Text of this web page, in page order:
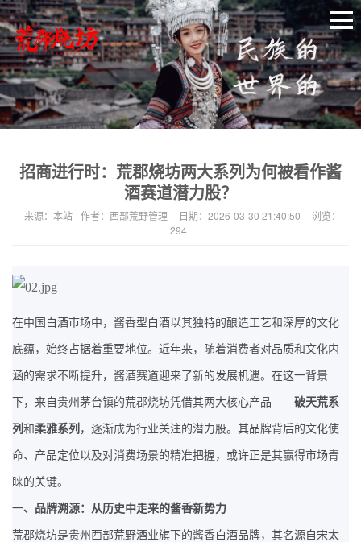
招商进行时：荒郡烧坊两大系列为何被看作酱
酒赛道潜力股？
来源： 本站 作者： 西部荒野管理 日期： 2026-03-30 21:40:50
浏览：
294
在中国白酒市场中，酱香型白酒以其独特的酿造工艺和深厚的文化
底蕴，始终占据着重要地位。近年来，随着消费者对品质和文化内
涵的需求不断提升，酱酒赛道迎来了新的发展机遇。在这一背景
下，来自贵州茅台镇的荒郡烧坊凭借其两大核心产品——破天荒系
列 和柔雅系列 ，逐渐成为行业关注的潜力股。其品牌背后的文化使
命、产品定位以及对消费场景的精准把握，或许正是其赢得市场青
睐的关键。
一、品牌溯源：从历史中走来的酱香新势力
荒郡烧坊是贵州西部荒野酒业旗下的酱香白酒品牌，其名源自宋太